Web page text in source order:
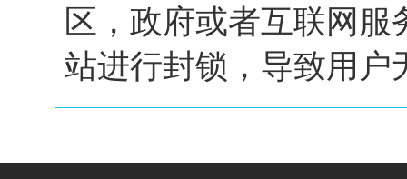
区，政府或者互联网
站进行封锁，导致用户